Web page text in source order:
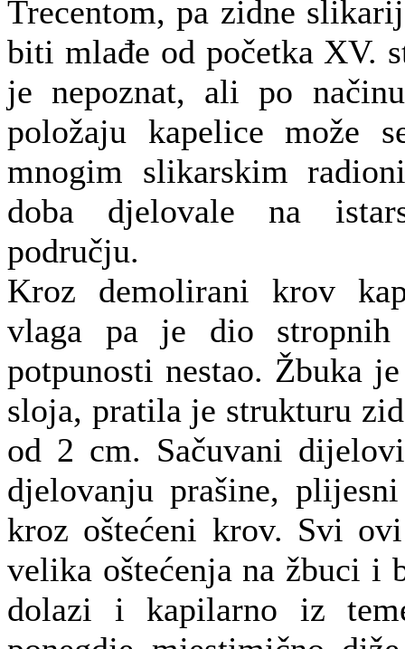
Trecentom, pa zidne
biti mlađe od početka XV.
je nepoznat, ali po
položaju kapelice može
mnogim slikarskim
doba djelovale na
području.
Kroz demolirani krov
vlaga pa je dio
potpunosti nestao. Žbuka
sloja, pratila je strukturu
od 2 cm. Sačuvani
djelovanju prašine,
kroz oštećeni krov. Svi
velika oštećenja na žbuci i
dolazi i kapilarno iz